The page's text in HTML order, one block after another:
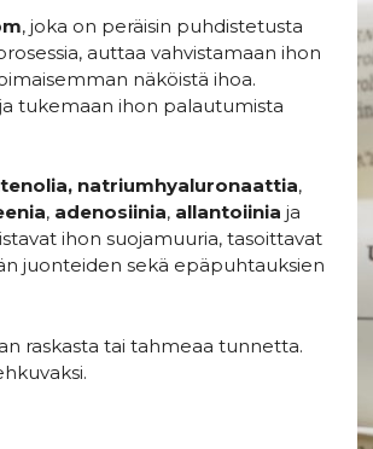
, joka on peräisin puhdistetusta
auttaa vahvistamaan ihon
näköistä ihoa.
tukemaan ihon palautumista
natriumhyaluronaattia,
, adenosiinia, allantoiinia ja
ihon suojamuuria, tasoittavat
juonteiden sekä epäpuhtauksien
raskasta tai tahmeaa tunnetta.